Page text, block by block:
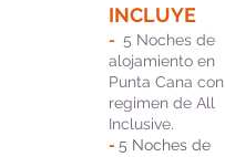
INCLUYE
- 5 Noches de
alojamiento en
Punta Cana con
regimen de All
Inclusive.
- 5 Noches de